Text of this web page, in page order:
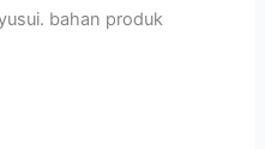
bahan produk